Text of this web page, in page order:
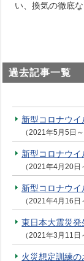
い、換気の徹底
過去記事一覧
新型コロナウ
（2021年5月5日
新型コロナウ
（2021年4月20日
新型コロナウ
（2021年4月16日
東日本大震災発
（2021年3月11日
火災想定訓練の